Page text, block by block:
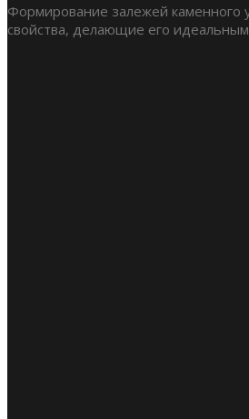
Формирование залежей каменного
свойства, делающие его